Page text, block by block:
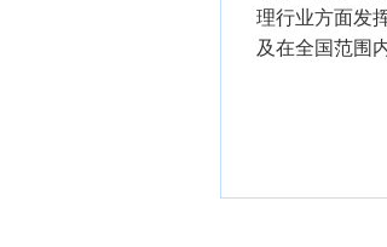
理行业方面发
及在全国范围